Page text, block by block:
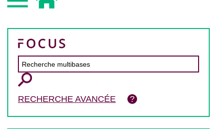
RECHERCHE AVANCÉE